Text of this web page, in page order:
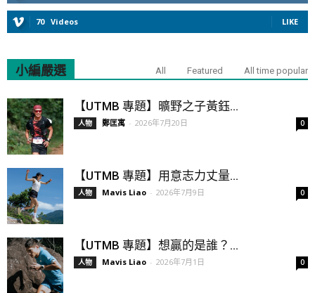
70 Videos LIKE
小編嚴選 All Featured All time popular
【UTMB 專題】曠野之子黃鈺...
人物 鄭匡寓 - 2026年7月20日 0
【UTMB 專題】用意志力丈量...
人物 Mavis Liao - 2026年7月9日 0
【UTMB 專題】想贏的是誰？...
人物 Mavis Liao - 2026年7月1日 0